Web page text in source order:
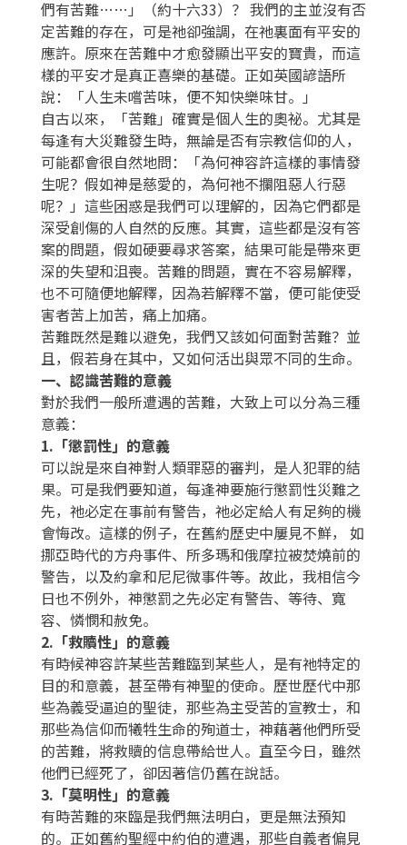
們有苦難……」（約十六33）？ 我們的主並沒有否
定苦難的存在，可是祂卻強調，在祂裏面有平安的
應許。原來在苦難中才愈發顯出平安的寶貴，而這
樣的平安才是真正喜樂的基礎。正如英國諺語所
說：「人生未嚐苦味，便不知快樂味甘。」
自古以來，「苦難」確實是個人生的奧祕。尤其是
每逢有大災難發生時，無論是否有宗教信仰的人，
可能都會很自然地問：「為何神容許這樣的事情發
生呢？假如神是慈愛的，為何祂不攔阻惡人行惡
呢？」這些困惑是我們可以理解的，因為它們都是
深受創傷的人自然的反應。其實，這些都是沒有答
案的問題，假如硬要尋求答案，結果可能是帶來更
深的失望和沮喪。苦難的問題，實在不容易解釋，
也不可隨便地解釋，因為若解釋不當，便可能使受
害者苦上加苦，痛上加痛。
苦難既然是難以避免，我們又該如何面對苦難？並
且，假若身在其中，又如何活出與眾不同的生命。
一、認識苦難的意義
對於我們一般所遭遇的苦難，大致上可以分為三種
意義：
1.「懲罰性」的意義
可以說是來自神對人類罪惡的審判，是人犯罪的結
果。可是我們要知道，每逢神要施行懲罰性災難之
先，祂必定在事前有警告，祂必定給人有足夠的機
會悔改。這樣的例子，在舊約歷史中屢見不鮮， 如
挪亞時代的方舟事件、所多瑪和俄摩拉被焚燒前的
警告，以及約拿和尼尼微事件等。故此，我相信今
日也不例外，神懲罰之先必定有警告、等待、寬
容、憐憫和赦免。
2.「救贖性」的意義
有時候神容許某些苦難臨到某些人，是有祂特定的
目的和意義，甚至帶有神聖的使命。歷世歷代中那
些為義受逼迫的聖徒，那些為主受苦的宣教士，和
那些為信仰而犧牲生命的殉道士，神藉著他們所受
的苦難，將救贖的信息帶給世人。直至今日，雖然
他們已經死了，卻因著信仍舊在說話。
3.「莫明性」的意義
有時苦難的來臨是我們無法明白，更是無法預知
的。正如舊約聖經中約伯的遭遇，那些自義者偏見